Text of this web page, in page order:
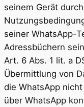
seinem Gerät
seiner WhatsApp-
Adressbüchern
Art. 6 Abs. 1 lit. a
Übermittlung von
die WhatsApp
über WhatsApp